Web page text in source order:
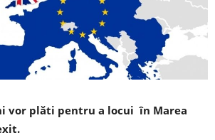
vor plăti pentru a locui în Marea